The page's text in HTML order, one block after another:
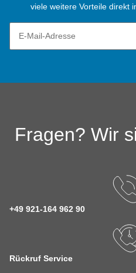
viele weitere Vorteile direkt
Fragen? Wir
+49 921-164 962 90
Rückruf Service